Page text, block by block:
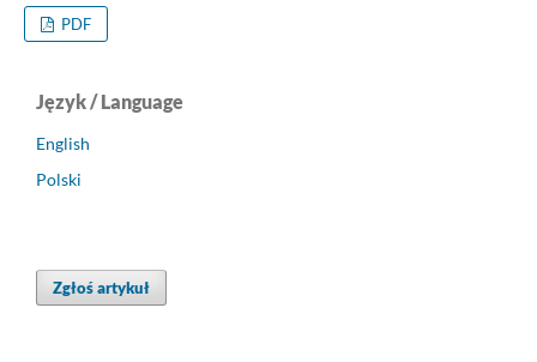
PDF
Język / Language
English
Polski
Zgłoś artykuł